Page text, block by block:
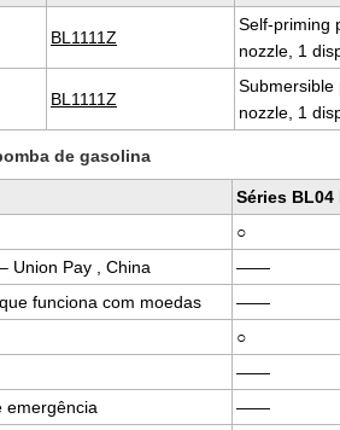
BL1111Z
Self-priming
nozzle, 1
BL1111Z
Submersible
nozzle, 1
de gasolina
Séries BL04
○
Union Pay , China
——
funciona com moedas
——
○
——
emergência
——